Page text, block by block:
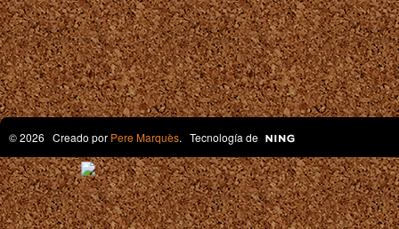
© 2026 Creado por Pere Marquès. Tecnología de